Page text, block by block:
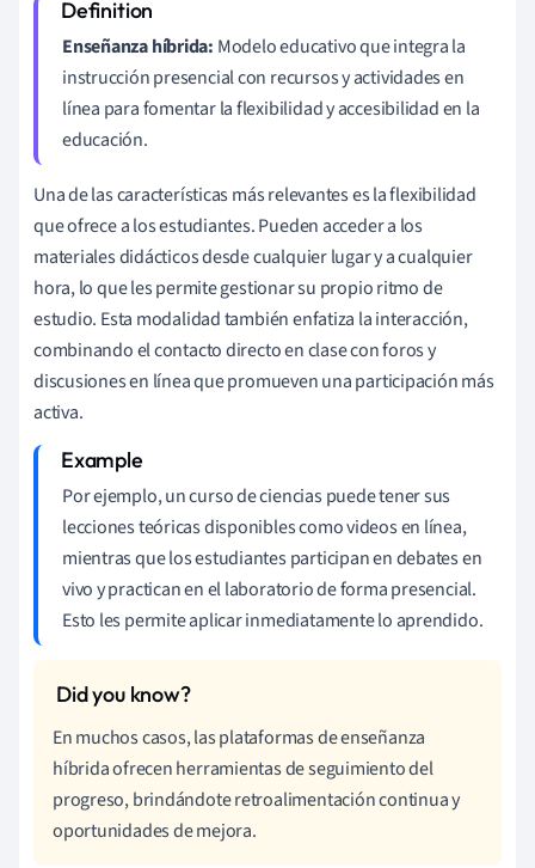
Enseñanza híbrida: Modelo educativo que integra la
instrucción presencial con recursos y actividades en
línea para fomentar la flexibilidad y accesibilidad en la
educación.
Una de las características más relevantes es la flexibilidad
que ofrece a los estudiantes. Pueden acceder a los
materiales didácticos desde cualquier lugar y a cualquier
hora, lo que les permite gestionar su propio ritmo de
estudio. Esta modalidad también enfatiza la interacción,
combinando el contacto directo en clase con foros y
discusiones en línea que promueven una participación más
activa.
Por ejemplo, un curso de ciencias puede tener sus
lecciones teóricas disponibles como videos en línea,
mientras que los estudiantes participan en debates en
vivo y practican en el laboratorio de forma presencial.
Esto les permite aplicar inmediatamente lo aprendido.
En muchos casos, las plataformas de enseñanza
híbrida ofrecen herramientas de seguimiento del
progreso, brindándote retroalimentación continua y
oportunidades de mejora.